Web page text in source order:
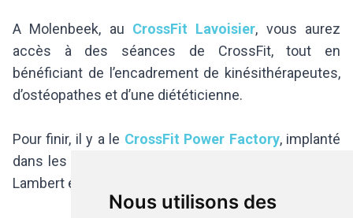
Nous utilisons des
A Molenbeek, au CrossFit Lavoisier, vous aurez
accès à des séances de CrossFit, tout en
bénéficiant de l’encadrement de kinésithérapeutes,
d’ostéopathes et d’une diététicienne.
Pour finir, il y a le CrossFit Power Factory, implanté
dans les communes d’Ixelles, Uccle, Woluwe-Saint-
Lambert et Wemmel.